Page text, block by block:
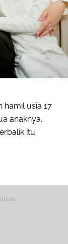
hamil usia 17
anaknya,
itu